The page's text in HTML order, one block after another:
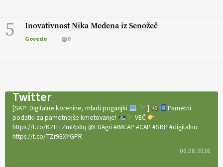
5 Inovativnost Nika Medena iz Senožeč
Govedo 0
Twitter
[SKP: Digitalne korenine, mladi poganjki ]
Pametni
podatki za pametnejše kmetovanje!
VEČ
https://t.co/KZHTZmRp8q @EUAgri #IMCAP #CAP #SKP #digitalno
https://t.co/TZr9EXYGPR
06.08.2026